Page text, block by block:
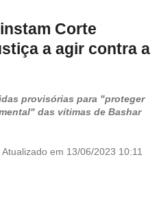
Corte
a agir contra a
provisórias para "proteger
das vítimas de Bashar
Atualizado em 13/06/2023 10:11